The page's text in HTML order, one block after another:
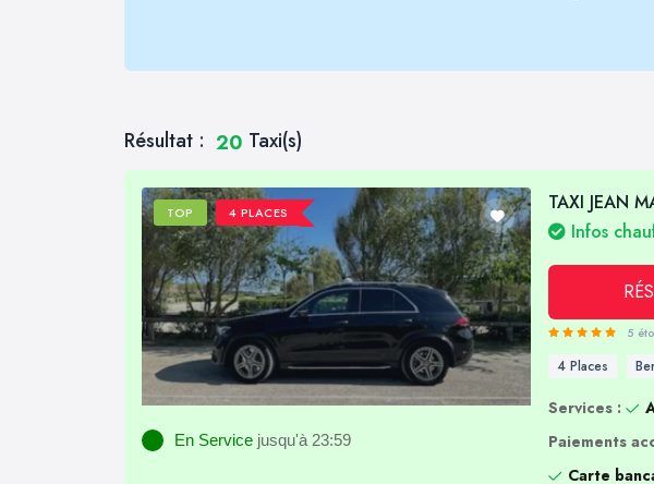
Résultat : 20 Taxi(s)
TOP 4 PLACES
En Service jusqu'à 23:59
TAXI JEAN
Infos
5
4 Places
Services :
Paiements
Carte